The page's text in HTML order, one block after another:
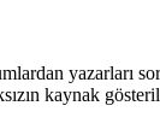
yazarları
kaynak